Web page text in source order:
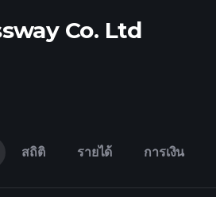
Co. Ltd
สถิติ รายได้ การเงิน